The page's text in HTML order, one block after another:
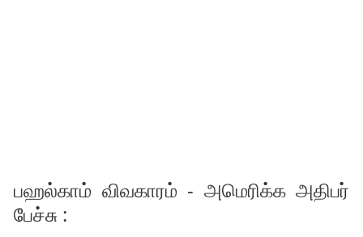
பஹல்காம் விவகாரம் - அமெரிக்க அதிபர்
பேச்சு :